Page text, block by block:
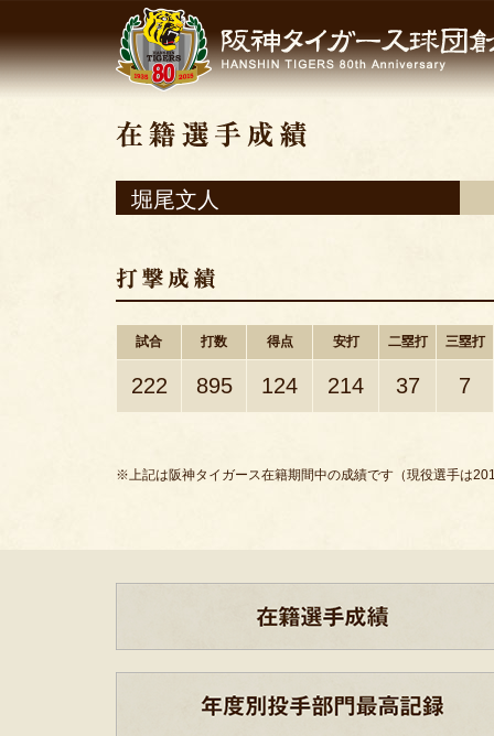
堀尾文人
試合 打数 得点 安打 二塁打 三塁打
222 895 124 214 37 7
※上記は阪神タイガース在籍期間中の成績です（現役選手は